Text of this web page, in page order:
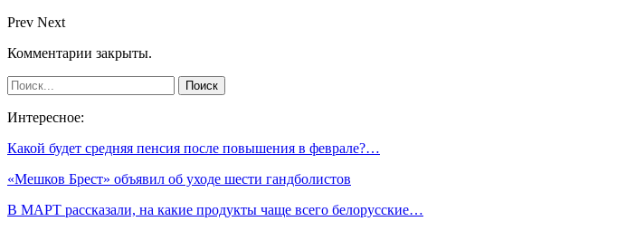
Prev Next
Комментарии закрыты.
Интересное:
Какой будет средняя пенсия после повышения в феврале?…
«Мешков Брест» объявил об уходе шести гандболистов
В МАРТ рассказали, на какие продукты чаще всего белорусские…